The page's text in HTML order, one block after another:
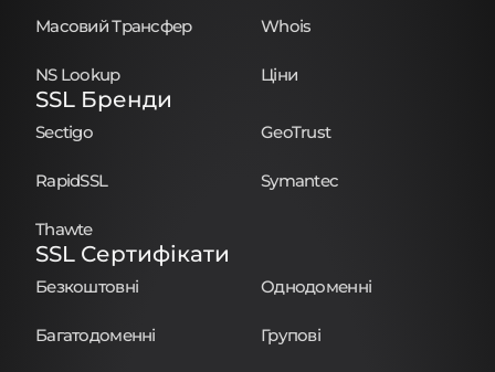
Масовий Трансфер Whois
NS Lookup Ціни
SSL Бренди
Sectigo GeoTrust
RapidSSL Symantec
Thawte
SSL Сертифікати
Безкоштовні Однодоменні
Багатодоменні Групові